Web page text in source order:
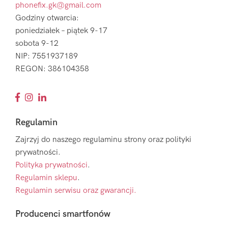
phonefix.gk@gmail.com
Godziny otwarcia:
poniedziałek – piątek 9-17
sobota 9-12
NIP: 7551937189
REGON: 386104358
Regulamin
Zajrzyj do naszego regulaminu strony oraz polityki
prywatności.
Polityka prywatności.
Regulamin sklepu.
Regulamin serwisu oraz gwarancji.
Producenci smartfonów